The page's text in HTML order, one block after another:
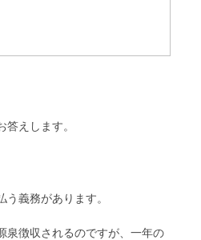
答えします。
う義務があります。
泉徴収されるのですが、一年の